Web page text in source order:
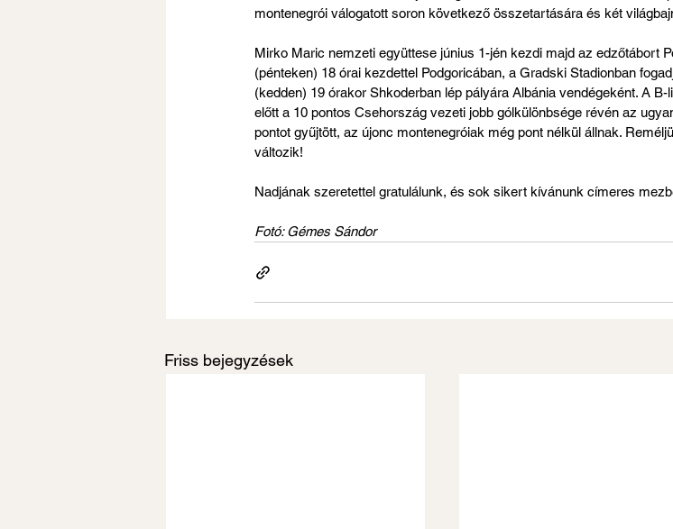
montenegrói válogatott soron következő összetartására és két
Mirko Maric nemzeti együttese június 1-jén kezdi majd az edzőtábort
(pénteken) 18 órai kezdettel Podgoricában, a Gradski Stadionban
(kedden) 19 órakor Shkoderban lép pályára Albánia vendégeként. A
előtt a 10 pontos Csehország vezeti jobb gólkülönbsége révén az
pontot gyűjtött, az újonc montenegróiak még pont nélkül állnak.
változik!
Nadjának szeretettel gratulálunk, és sok sikert kívánunk címeres
Fotó: Gémes Sándor
Friss bejegyzések